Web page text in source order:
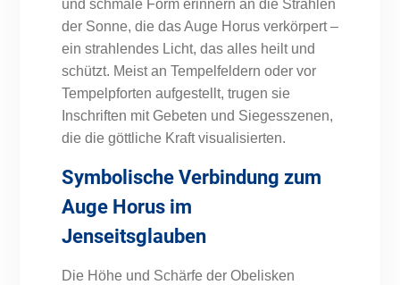
und schmale Form erinnern an die Strahlen
der Sonne, die das Auge Horus verkörpert –
ein strahlendes Licht, das alles heilt und
schützt. Meist an Tempelfeldern oder vor
Tempelpforten aufgestellt, trugen sie
Inschriften mit Gebeten und Siegesszenen,
die die göttliche Kraft visualisierten.
Symbolische Verbindung zum
Auge Horus im
Jenseitsglauben
Die Höhe und Schärfe der Obelisken